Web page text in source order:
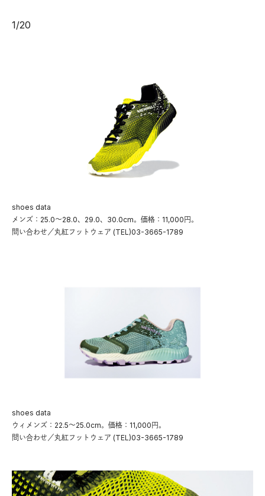
1/20
shoes data
メンズ：25.0〜28.0、29.0、30.0cm。価格：11,000円。
問い合わせ／丸紅フットウェア (TEL)03-3665-1789
shoes data
ウィメンズ：22.5〜25.0cm。価格：11,000円。
問い合わせ／丸紅フットウェア (TEL)03-3665-1789